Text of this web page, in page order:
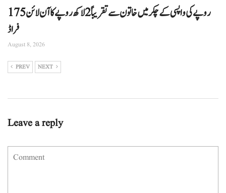
175 روپے کی واپسی کے چکر میں خاتون سے تقریباً 2 لاکھ روپے کا آن لائن
فراڈ
August 8, 2026
PREV NEXT
Leave a reply